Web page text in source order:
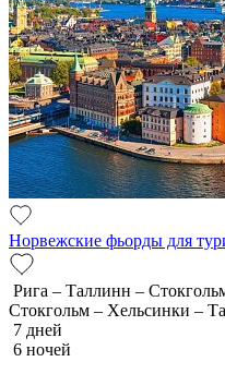
Норвежские фьорды для
Рига – Таллинн –
Стокгольм – Хельсинки –
7 дней
6 ночей